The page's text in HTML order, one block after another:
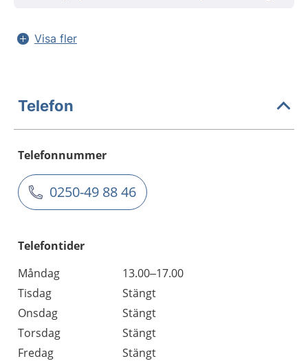
Visa fler
Telefon
Telefonnummer
0250-49 88 46
Telefontider
Måndag
13.00–17.00
Tisdag
Stängt
Onsdag
Stängt
Torsdag
Stängt
Fredag
Stängt